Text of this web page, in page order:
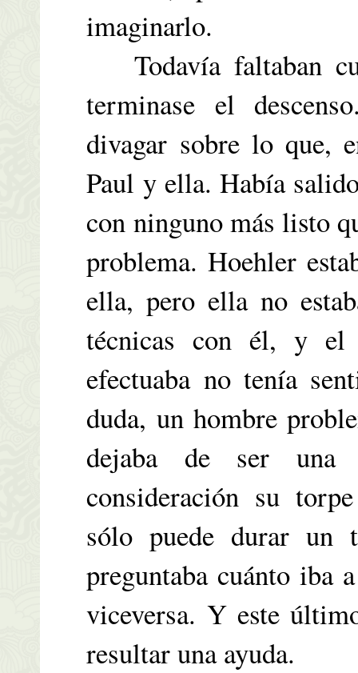
imaginarlo.
Todavía faltaban
terminase el
divagar sobre lo que,
Paul y ella. Había
con ninguno más listo
problema. Hoehler
ella, pero ella no
técnicas con él, y el
efectuaba no tenía
duda, un hombre
dejaba de ser una
consideración su
sólo puede durar
preguntaba cuánto iba
viceversa. Y este
resultar una ayuda.